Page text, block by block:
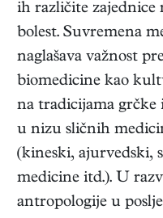
ih različite zajednice
bolest. Suvremena
naglašava važnost
biomedicine kao
na tradicijama grčke
u nizu sličnih
(kineski, ajurvedski,
medicine itd.). U
antropologije u